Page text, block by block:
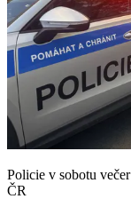
Policie v sobotu
ČR